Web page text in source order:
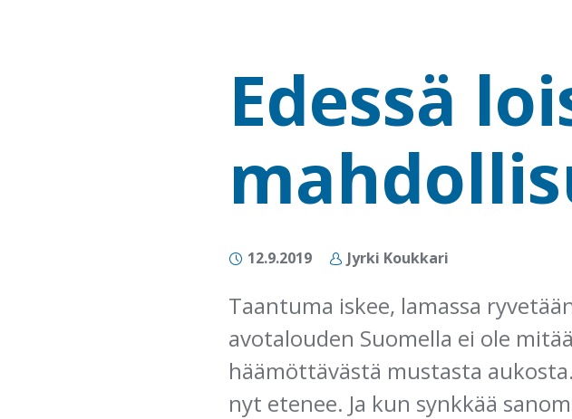
Edessä
12.9.2019 Jyrki Koukkari
Taantuma iskee, lamassa
avotalouden Suomella ei ole
häämöttävästä mustasta
nyt etenee. Ja kun synkkää